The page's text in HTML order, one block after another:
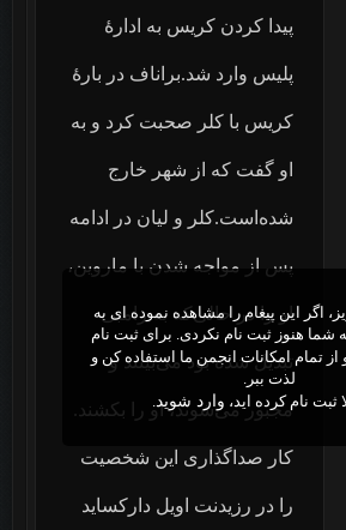
اگر این پیغام را مشاهده نموده ای به
هنوز ثبت نام نکردی. برای ثبت نام
از تمام امکانات انجمن ما استفاده کن و
لذت ببر.
ثبت نام کرده اید، وارد شوید.
پیدا کردن کریس به ادارهٔ
پلیس وارد شد.براناف در بارهٔ
کریس با کلر صحبت کرد و به
او گفت که از شهر خارج
شده‌است.کلر و لیان در ادامه
پس از مواجه شدن با ماروین،
او را در حالی‌که به زامبی
تبدیل شده بود می‌بینند و
مجبور می‌شوند، او را بکشند.
کار صداگذاری این شخصیت
را در رزیدنت اویل دارکساید